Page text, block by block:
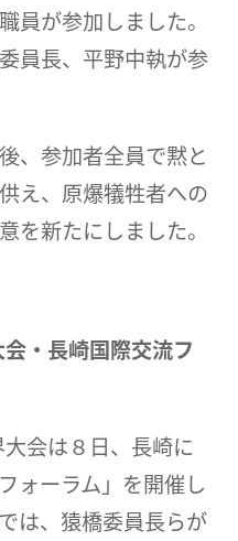
員が参加しました。
員長、平野中執が参
、参加者全員で黙と
え、原爆犠牲者への
を新たにしました。
・長崎国際交流フ
会は８日、長崎に
ォーラム」を開催し
は、猿橋委員長らが